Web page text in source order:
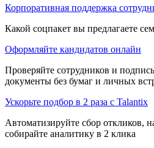
Корпоративная поддержка
Какой соцпакет вы предлагаете
Оформляйте кандидатов онлайн
Проверяйте сотрудников и
документы без бумаг и личных
Ускорьте подбор в 2 раза с Talantix
Автоматизируйте сбор откликов,
собирайте аналитику в 2 клика